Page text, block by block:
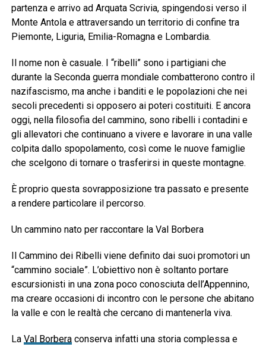
partenza e arrivo ad Arquata Scrivia, spingendosi verso il
Monte Antola e attraversando un territorio di confine tra
Piemonte, Liguria, Emilia-Romagna e Lombardia.
Il nome non è casuale. I “ribelli” sono i partigiani che
durante la Seconda guerra mondiale combatterono contro il
nazifascismo, ma anche i banditi e le popolazioni che nei
secoli precedenti si opposero ai poteri costituiti. E ancora
oggi, nella filosofia del cammino, sono ribelli i contadini e
gli allevatori che continuano a vivere e lavorare in una valle
colpita dallo spopolamento, così come le nuove famiglie
che scelgono di tornare o trasferirsi in queste montagne.
È proprio questa sovrapposizione tra passato e presente
a rendere particolare il percorso.
Un cammino nato per raccontare la Val Borbera
Il Cammino dei Ribelli viene definito dai suoi promotori un
“cammino sociale”. L’obiettivo non è soltanto portare
escursionisti in una zona poco conosciuta dell’Appennino,
ma creare occasioni di incontro con le persone che abitano
la valle e con le realtà che cercano di mantenerla viva.
La Val Borberaconserva infatti una storia complessa e